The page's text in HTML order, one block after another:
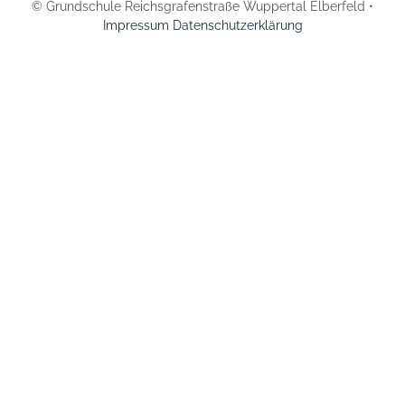
© Grundschule Reichsgrafenstraße Wuppertal Elberfeld •
Impressum Datenschutzerklärung